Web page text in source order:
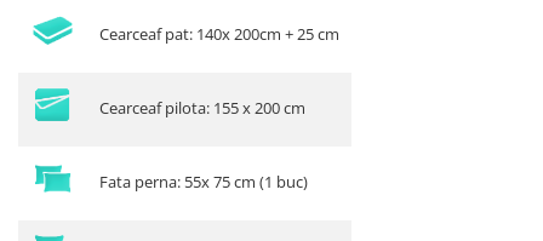
Cearceaf pat: 140x 200cm + 25 cm
Cearceaf pilota: 155 x 200 cm
Fata perna: 55x 75 cm (1 buc)